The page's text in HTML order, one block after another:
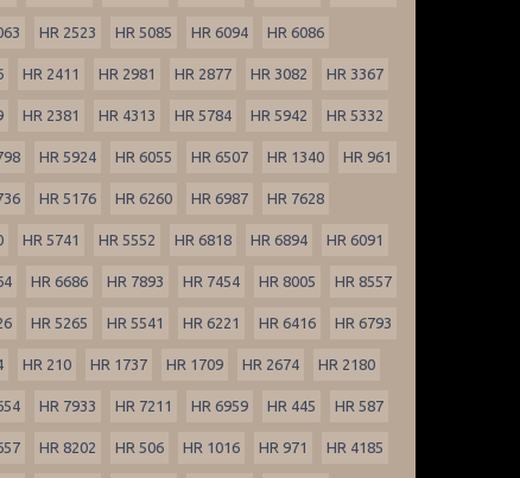
HR 2523 HR 5085 HR 6094 HR 6086
HR 2411 HR 2981 HR 2877 HR 3082 HR 3367
HR 2381 HR 4313 HR 5784 HR 5942 HR 5332
HR 5924 HR 6055 HR 6507 HR 1340 HR 961
HR 5176 HR 6260 HR 6987 HR 7628
HR 5741 HR 5552 HR 6818 HR 6894 HR 6091
HR 6686 HR 7893 HR 7454 HR 8005 HR 8557
HR 5265 HR 5541 HR 6221 HR 6416 HR 6793
HR 210 HR 1737 HR 1709 HR 2674 HR 2180
HR 7933 HR 7211 HR 6959 HR 445 HR 587
HR 8202 HR 506 HR 1016 HR 971 HR 4185